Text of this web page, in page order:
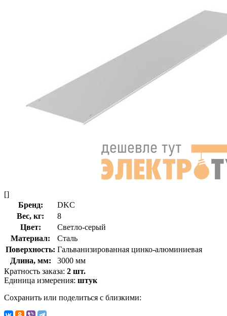
[]
Бренд:
DKC
Вес, кг:
8
Цвет:
Светло-серый
Материал:
Сталь
Поверхность: Гальванизированная цинко-алюминиевая
Длина, мм:
3000 мм
Кратность заказа: 2 шт.
Единица измерения: штук
Сохранить или поделиться с близкими: